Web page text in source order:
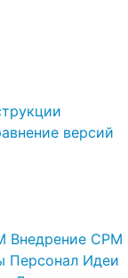
версий
Внедрение СРМ
Персонал Идеи